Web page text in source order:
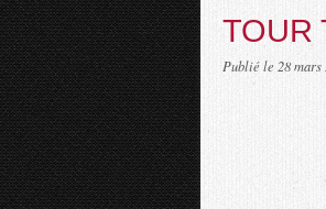
TOUR
Publié le 28 mars